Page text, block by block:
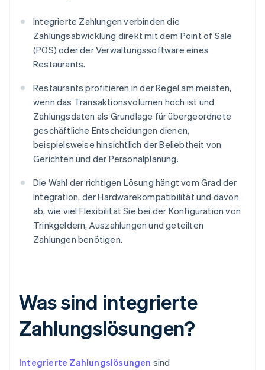
Integrierte Zahlungen verbinden die
Zahlungsabwicklung direkt mit dem Point of Sale
(POS) oder der Verwaltungssoftware eines
Restaurants.
Restaurants profitieren in der Regel am meisten,
wenn das Transaktionsvolumen hoch ist und
Zahlungsdaten als Grundlage für übergeordnete
geschäftliche Entscheidungen dienen,
beispielsweise hinsichtlich der Beliebtheit von
Gerichten und der Personalplanung.
Die Wahl der richtigen Lösung hängt vom Grad der
Integration, der Hardwarekompatibilität und davon
ab, wie viel Flexibilität Sie bei der Konfiguration von
Trinkgeldern, Auszahlungen und geteilten
Zahlungen benötigen.
Was sind integrierte
Zahlungslösungen?
Integrierte Zahlungslösungen sind